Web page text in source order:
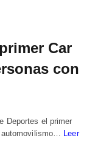
Car
con
Deportes el primer
automovilismo… Leer